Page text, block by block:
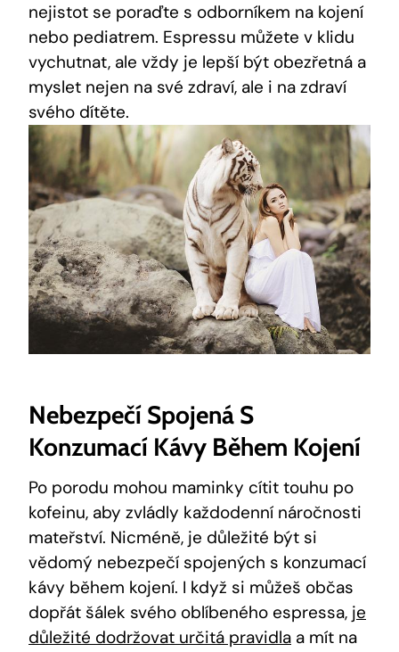
nejistot se poraďte s odborníkem na kojení
nebo pediatrem. Espressu můžete v klidu
vychutnat, ale vždy je lepší být obezřetná a
myslet nejen na své zdraví, ale i na zdraví
svého dítěte.
Nebezpečí Spojená S
Konzumací Kávy Během Kojení
Po porodu mohou maminky cítit touhu po
kofeinu, aby zvládly každodenní náročnosti
mateřství. Nicméně, je důležité být si
vědomý nebezpečí spojených s konzumací
kávy během kojení. I když si můžeš občas
dopřát šálek svého oblíbeného espressa, je
důležité dodržovat určitá pravidla a mít na